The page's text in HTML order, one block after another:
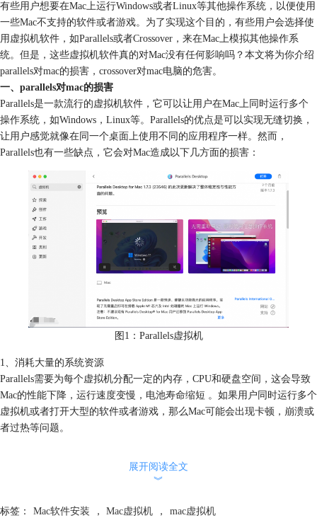
有些用户想要在Mac上运行Windows或者Linux等其他操作系统，以便使用
一些Mac不支持的软件或者游戏。为了实现这个目的，有些用户会选择使
用虚拟机软件，如Parallels或者Crossover，来在Mac上模拟其他操作系
统。但是，这些虚拟机软件真的对Mac没有任何影响吗？本文将为你介绍
parallels对mac的损害，crossover对mac电脑的危害。
一、parallels对mac的损害
Parallels是一款流行的虚拟机软件，它可以让用户在Mac上同时运行多个
操作系统，如Windows，Linux等。Parallels的优点是可以实现无缝切换，
让用户感觉就像在同一个桌面上使用不同的应用程序一样。然而，
Parallels也有一些缺点，它会对Mac造成以下几方面的损害：
图1：Parallels虚拟机
1、消耗大量的系统资源
Parallels需要为每个虚拟机分配一定的内存，CPU和硬盘空间，这会导致
Mac的性能下降，运行速度变慢，电池寿命缩短 。如果用户同时运行多个
虚拟机或者打开大型的软件或者游戏，那么Mac可能会出现卡顿，崩溃或
者过热等问题。
展开阅读全文
︾
标签： Mac软件安装 ， Mac虚拟机 ， mac虚拟机